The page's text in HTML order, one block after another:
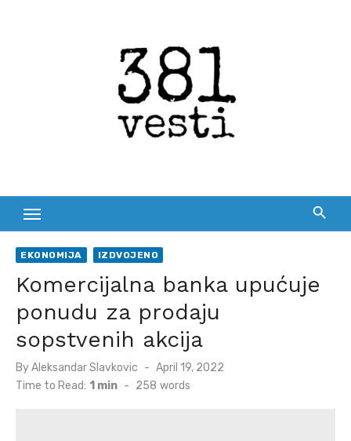
EKONOMIJA IZDVOJENO
Komercijalna banka upućuje
ponudu za prodaju
sopstvenih akcija
ByAleksandar Slavkovic
Posted
on
April 19, 2022
Time to Read: 1 min - 258 words